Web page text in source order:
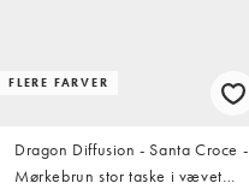
FLERE FARVER
Dragon Diffusion - Santa Croce -
Mørkebrun stor taske i vævet